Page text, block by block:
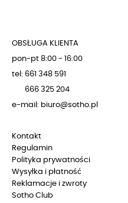
OBSŁUGA KLIENTA
pon-pt 8:00 - 16:00
tel: 661 348 591
666 325 204
e-mail: biuro@sotho.pl
Kontakt
Regulamin
Polityka prywatności
Wysyłka i płatność
Reklamacje i zwroty
Sotho Club